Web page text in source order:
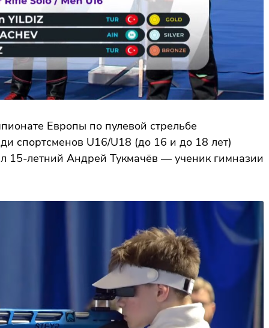
Европы по пулевой стрельбе
спортсменов U16/U18 (до 16 и до 18 лет)
15-летний Андрей Тукмачёв — ученик гимназии